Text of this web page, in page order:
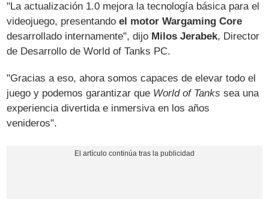
"La actualización 1.0 mejora la tecnología básica para el
videojuego, presentandoel motor Wargaming Core
desarrollado internamente", dijo Milos Jerabek, Director
de Desarrollo de World of Tanks PC.
"Gracias a eso, ahora somos capaces de elevar todo el
juego y podemos garantizar que World of Tanks sea una
experiencia divertida e inmersiva en los años
venideros".